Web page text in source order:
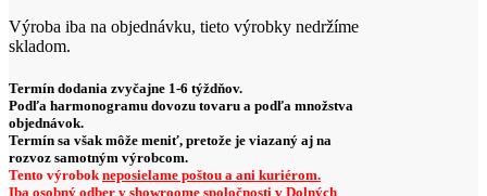
Výroba iba na objednávku, tieto výrobky nedržíme
skladom.
Termín dodania zvyčajne 1-6 týždňov.
Podľa harmonogramu dovozu tovaru a podľa množstva
objednávok.
Termín sa však môže meniť, pretože je viazaný aj na
rozvoz samotným výrobcom.
Tento výrobok neposielame poštou a ani kuriérom.
Iba osobný odber v showroome spoločnosti v Dolných